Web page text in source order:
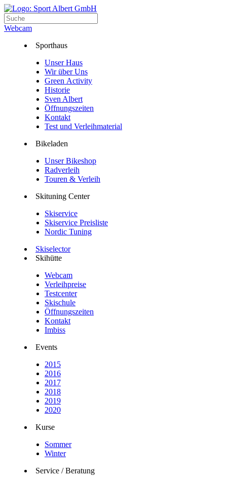
Webcam
Sporthaus
Unser Haus
Wir über Uns
Green Activity
Historie
Sven Albert
Öffnungszeiten
Kontakt
Test und Verleihmaterial
Bikeladen
Unser Bikeshop
Radverleih
Touren & Verleih
Skituning Center
Skiservice
Skiservice Preisliste
Nordic Tuning
Skiselector
Skihütte
Webcam
Verleihpreise
Testcenter
Skischule
Öffnungszeiten
Kontakt
Imbiss
Events
2015
2016
2017
2018
2019
2020
Kurse
Sommer
Winter
Service / Beratung